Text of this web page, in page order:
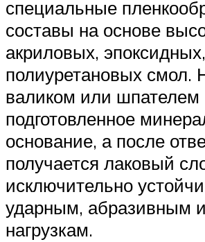
специальные
составы на основе
акриловых, эпоксидных,
полиуретановых смол.
валиком или шпателем
подготовленное
основание, а после
получается лаковый
исключительно
ударным, абразивным
нагрузкам.